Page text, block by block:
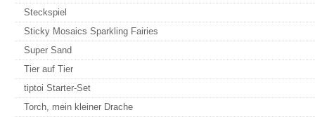
Steckspiel
Sticky Mosaics Sparkling Fairies
Super Sand
Tier auf Tier
tiptoi Starter-Set
Torch, mein kleiner Drache